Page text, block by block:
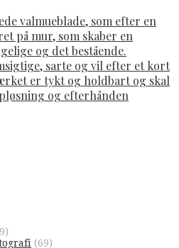
valmueblade, som efter en
på mur, som skaber en
og det bestående.
sarte og vil efter et kort
er tykt og holdbart og skal
og efterhånden
(69)